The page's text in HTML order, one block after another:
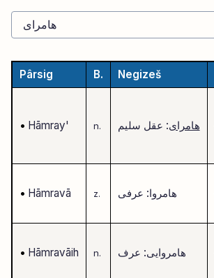
Pârsig B. Negizeš
• Hāmray' n. هامرای: عقل سلیم
• Hāmravā z. هامروا: عرفی
• Hāmravāih n. هامروایی: عرف